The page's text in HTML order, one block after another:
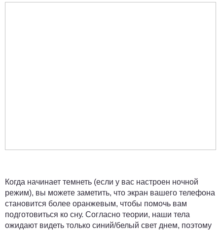
Когда начинает темнеть (если у вас настроен ночной
режим), вы можете заметить, что экран вашего телефона
становится более оранжевым, чтобы помочь вам
подготовиться ко сну. Согласно теории, наши тела
ожидают видеть только синий/белый свет днем, поэтому